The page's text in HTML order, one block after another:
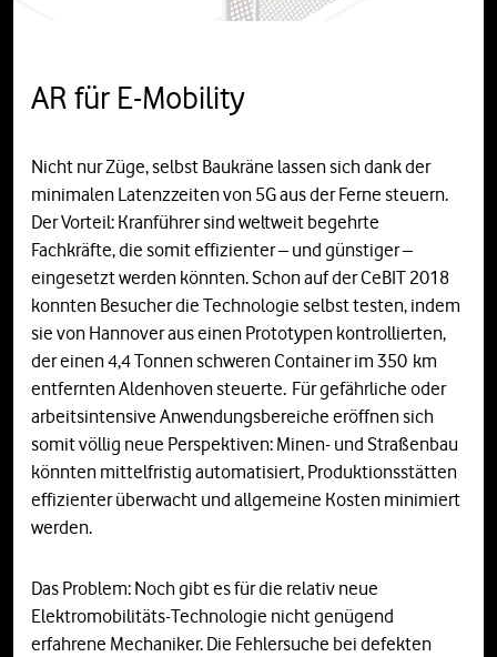
AR für E-Mobility
Nicht nur Züge, selbst Baukräne lassen sich dank der
minimalen Latenzzeiten von 5G aus der Ferne steuern.
Der Vorteil: Kranführer sind weltweit begehrte
Fachkräfte, die somit effizienter – und günstiger –
eingesetzt werden könnten. Schon auf der CeBIT 2018
konnten Besucher die Technologie selbst testen, indem
sie von Hannover aus einen Prototypen kontrollierten,
der einen 4,4 Tonnen schweren Container im 350 km
entfernten Aldenhoven steuerte. Für gefährliche oder
arbeitsintensive Anwendungsbereiche eröffnen sich
somit völlig neue Perspektiven: Minen- und Straßenbau
könnten mittelfristig automatisiert, Produktionsstätten
effizienter überwacht und allgemeine Kosten minimiert
werden.
Das Problem: Noch gibt es für die relativ neue
Elektromobilitäts-Technologie nicht genügend
erfahrene Mechaniker. Die Fehlersuche bei defekten